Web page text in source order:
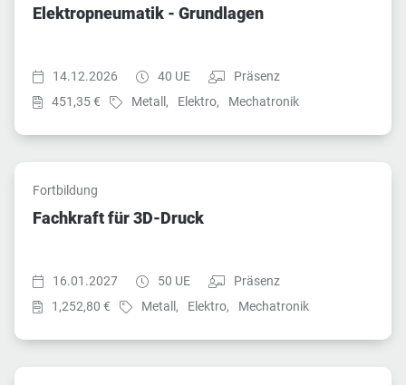
Elektropneumatik - Grundlagen
Startzeit:
14.12.2026 Dauer:
40 UE Teilnahmeart:
Präsenz
Preis:
451,35 € Fach:
Metall, Fach:
Elektro, Fach:
Mechatronik
Fortbildung
Fachkraft für 3D-Druck
Startzeit:
16.01.2027 Dauer:
50 UE Teilnahmeart:
Präsenz
Preis:
1,252,80 € Fach:
Metall, Fach:
Elektro, Fach:
Mechatronik